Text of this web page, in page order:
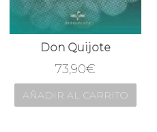
Don Quijote
73,90€
AÑADIR AL CARRITO